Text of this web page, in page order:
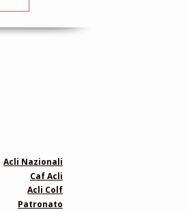
Acli Nazionali
Caf Acli
Acli Colf
Patronato